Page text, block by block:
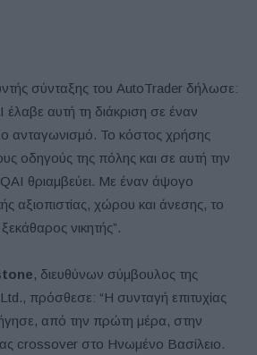
σύνταξης του AutoTrader δήλωσε:
αυτή τη διάκριση σε έναν
ανταγωνισμό. Το κόστος χρήσης
οδηγούς της πόλης και σε αυτή την
θριαμβεύει. Με έναν άψογο
αξιοπιστίας, χώρου και άνεσης, το
νικητής”.
, διευθύνων σύμβουλος της
πρόσθεσε: “Η συνταγή επιτυχίας
από την πρώτη μέρα, στην
crossover στο Ηνωμένο Βασίλειο.